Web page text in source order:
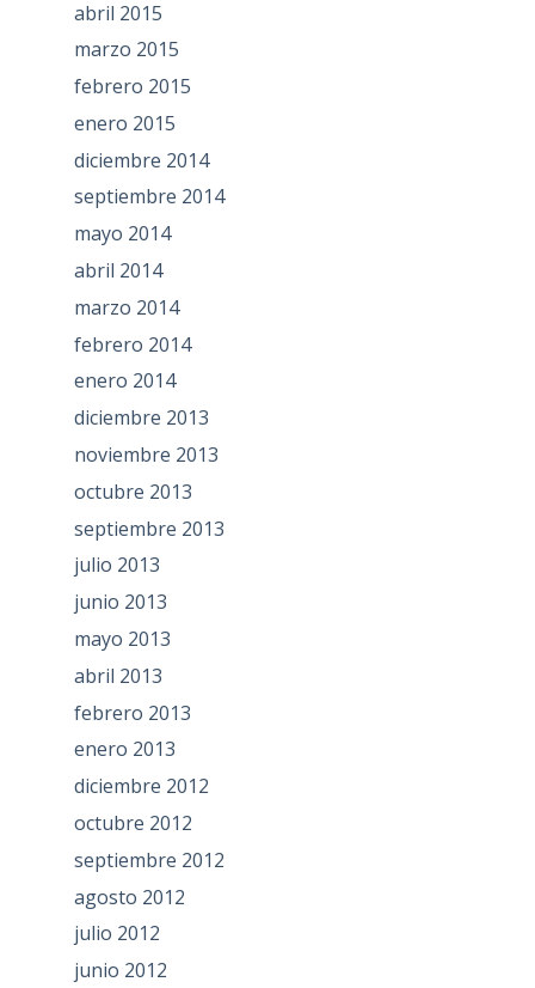
abril 2015
marzo 2015
febrero 2015
enero 2015
diciembre 2014
septiembre 2014
mayo 2014
abril 2014
marzo 2014
febrero 2014
enero 2014
diciembre 2013
noviembre 2013
octubre 2013
septiembre 2013
julio 2013
junio 2013
mayo 2013
abril 2013
febrero 2013
enero 2013
diciembre 2012
octubre 2012
septiembre 2012
agosto 2012
julio 2012
junio 2012